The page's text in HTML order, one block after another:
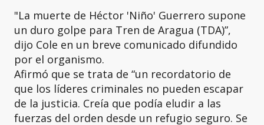
"La muerte de Héctor 'Niño' Guerrero supone
un duro golpe para Tren de Aragua (TDA)”,
dijo Cole en un breve comunicado difundido
por el organismo.
Afirmó que se trata de “un recordatorio de
que los líderes criminales no pueden escapar
de la justicia. Creía que podía eludir a las
fuerzas del orden desde un refugio seguro. Se